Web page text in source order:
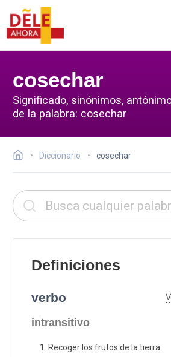
cosechar
Significado, sinónimos,
de la palabra: cosechar
Diccionario cosechar
Definiciones
verbo
intransitivo
Recoger los frutos de la tierra.